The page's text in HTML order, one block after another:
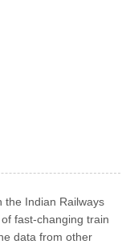
the Indian Railways
fast-changing train
data from other